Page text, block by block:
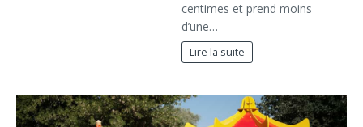
centimes et prend moins
d’une…
Lire la suite